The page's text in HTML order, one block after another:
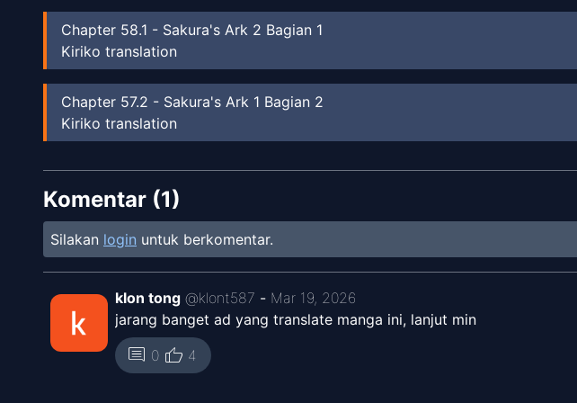
Chapter 58.1 - Sakura's Ark 2 Bagian 1
Kiriko translation
Chapter 57.2 - Sakura's Ark 1 Bagian 2
Kiriko translation
Chapter57.1-Sakura's Ark 1 Bagian 1
Kiriko translation
Chapter56 -Gulungan Natal Sakura 2
Kiriko translation
Chapter55-Gulungan Natal Sakura 1
Kiriko translation
Komentar (1)
Silakan login untuk berkomentar.
klon tong @klont587 - Mar 19, 2026
jarang banget ad yang translate manga ini, lanjut min
comment 0 thumb_up 4